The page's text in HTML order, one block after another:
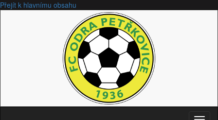
Přejít k hlavnímu obsahu